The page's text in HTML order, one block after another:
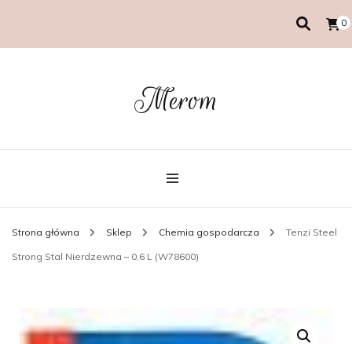
0
Merom
Strona główna Sklep Chemia gospodarcza Tenzi Steel
Strong Stal Nierdzewna – 0,6 L (W78600)